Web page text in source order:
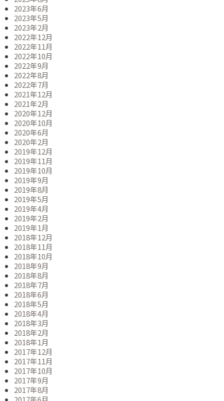
2023年6月
2023年5月
2023年2月
2022年12月
2022年11月
2022年10月
2022年9月
2022年8月
2022年7月
2021年12月
2021年2月
2020年12月
2020年10月
2020年6月
2020年2月
2019年12月
2019年11月
2019年10月
2019年9月
2019年8月
2019年5月
2019年4月
2019年2月
2019年1月
2018年12月
2018年11月
2018年10月
2018年9月
2018年8月
2018年7月
2018年6月
2018年5月
2018年4月
2018年3月
2018年2月
2018年1月
2017年12月
2017年11月
2017年10月
2017年9月
2017年8月